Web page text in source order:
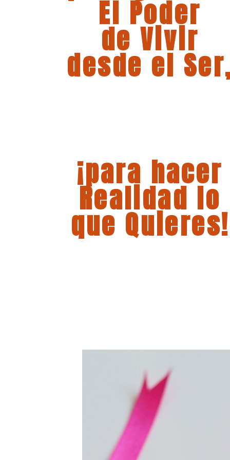
El Poder
de Vivir
desde el
¡para hacer
Realidad lo
que Quieres!